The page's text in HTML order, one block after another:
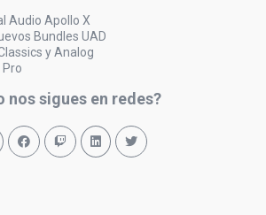
Audio Apollo X
Bundles UAD
y Analog
Pro
nos sigues en redes?